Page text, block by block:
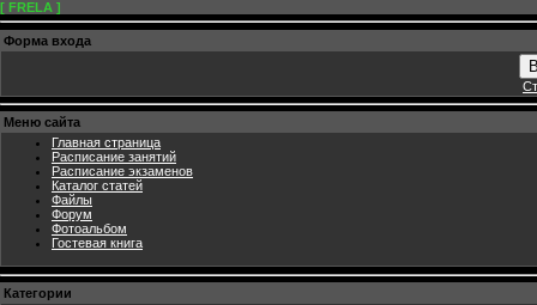
[ FRELA ]
Форма входа
Меню сайта
Главная страница
Расписание занятий
Расписание экзаменов
Каталог статей
Файлы
Форум
Фотоальбом
Гостевая книга
Категории